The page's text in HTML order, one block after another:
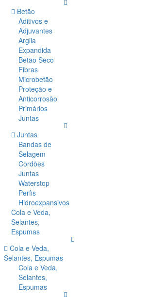
Betão
Aditivos e
Adjuvantes
Argila
Expandida
Betão Seco
Fibras
Microbetão
Proteção e
Anticorrosão
Primários
Juntas
Juntas
Bandas de
Selagem
Cordões
Juntas
Waterstop
Perfis
Hidroexpansivos
Cola e Veda,
Selantes,
Espumas
Cola e Veda,
Selantes, Espumas
Cola e Veda,
Selantes,
Espumas